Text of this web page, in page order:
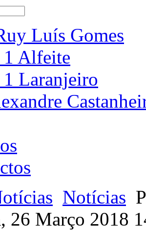
Luís Gomes
1 Alfeite
1 Laranjeiro
Notícias
26 Março 2018